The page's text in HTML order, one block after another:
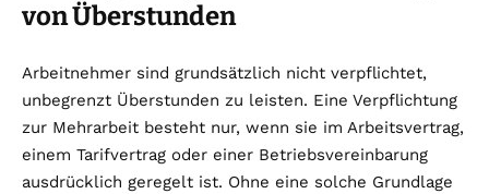
von Überstunden
Arbeitnehmer sind grundsätzlich nicht verpflichtet,
unbegrenzt Überstunden zu leisten. Eine Verpflichtung
zur Mehrarbeit besteht nur, wenn sie im Arbeitsvertrag,
einem Tarifvertrag oder einer Betriebsvereinbarung
ausdrücklich geregelt ist. Ohne eine solche Grundlage